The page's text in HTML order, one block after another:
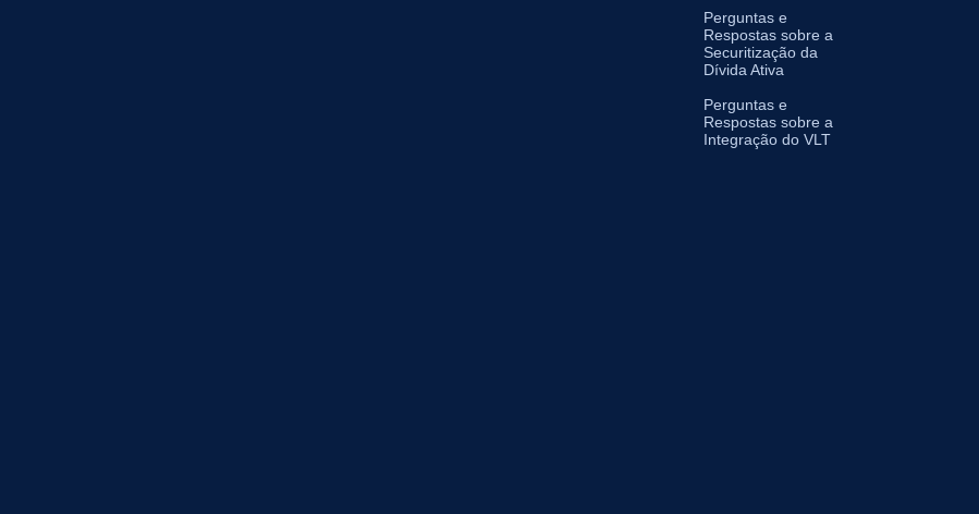
Perguntas e
Respostas sobre a
Securitização da
Dívida Ativa
Perguntas e
Respostas sobre a
Integração do VLT